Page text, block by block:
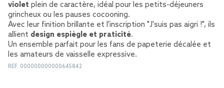
violet plein de caractère, idéal pour les petits-déjeuners
grincheux ou les pauses cocooning.
Avec leur finition brillante et l'inscription "J'suis pas aigri !", ils
allient design espiègle et praticité.
Un ensemble parfait pour les fans de papeterie décalée et
les amateurs de vaisselle expressive.
REF. 000000000000645842